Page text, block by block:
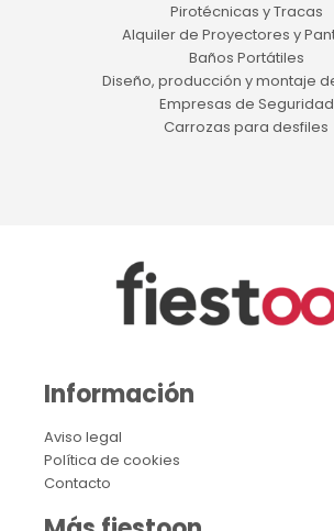
Pirotécnicas y Tracas
Alquiler de Proyectores y
Baños Portátiles
Diseño, producción y montaje
Empresas de Seguridad
Carrozas para desfiles
Información
Aviso legal
Política de cookies
Contacto